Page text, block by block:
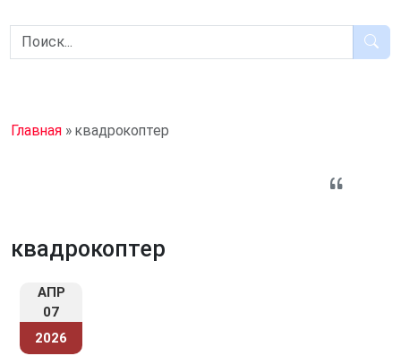
Главная » квадрокоптер
квадрокоптер
АПР
07
2026